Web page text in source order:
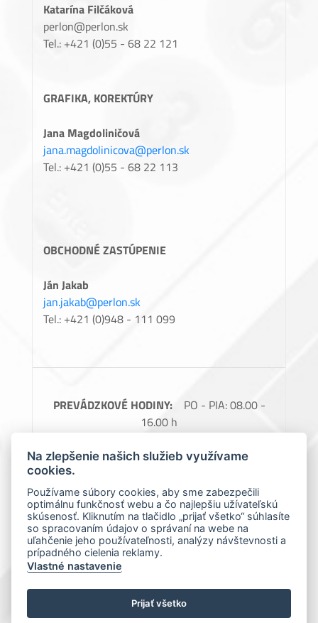
Katarína Filčáková
perlon@perlon.sk
Tel.: +421 (0)55 - 68 22 121
GRAFIKA, KOREKTÚRY
Jana Magdoliničová
jana.magdolinicova@perlon.sk
Tel.: +421 (0)55 - 68 22 113
OBCHODNÉ ZASTÚPENIE
Ján Jakab
jan.jakab@perlon.sk
Tel.: +421 (0)948 - 111 099
PREVÁDZKOVÉ HODINY:
PO - PIA: 08.00 -
16.00 h
FAKTURAČNÉ ÚDAJE:Perlon, spol. s.r.o.,
Barčianska 66, 040 17 Košice, IČO: 31728685,
IČ DPH: SK2020488976
Spoločnosť zapísaná v obchodnom registri
Okresného súdu Košice 1., Oddiel: Sro, vložka
číslo: 7966/V
Na zlepšenie našich služieb využívame
cookies.
Používame súbory cookies, aby sme zabezpečili
optimálnu funkčnosť webu a čo najlepšiu užívateľskú
skúsenosť. Kliknutím na tlačidlo „prijať všetko“ súhlasíte
so spracovaním údajov o správaní na webe na
uľahčenie jeho používateľnosti, analýzy návštevnosti a
prípadného cielenia reklamy.
Vlastné nastavenie
Prijať všetko